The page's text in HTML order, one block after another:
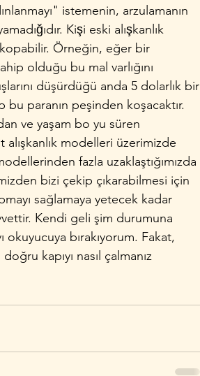
istemenin, arzulama­nın
Kişi eski alışkanlık
Örneğin, eğer bir
olduğu bu mal varlığını
düşürdüğü anda 5 dolarlık bir
paranın peşinden koşacaktır.
ve yaşam bo­ yu süren
alışkanlık modelleri üzerimizde
fazla uzaklaştığımızda
bizi çekip çıkarabilmesi için
sağlamaya yetecek kadar
Kendi geli­ şim durumuna
bırakıyorum. Fakat,
kapıyı nasıl çalmanız